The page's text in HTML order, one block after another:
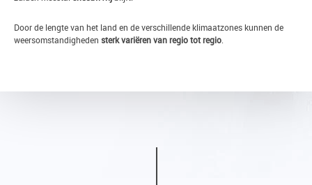
Door de lengte van het land en de verschillende klimaatzones kunnen de
weersomstandigheden sterk variëren van regio tot regio